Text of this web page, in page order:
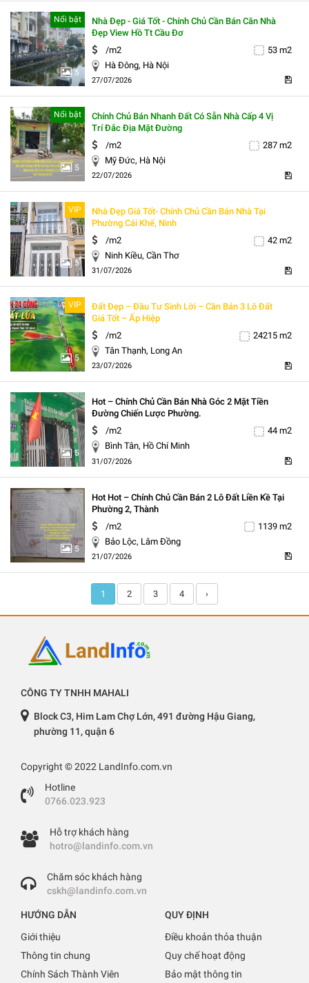
5
Nổi bật
Nhà Đẹp - Giá Tốt - Chính Chủ Cần Bán Căn Nhà
Đẹp View Hồ Tt Cầu Đơ
/m2
53 m2
Hà Đông, Hà Nội
27/07/2026
5
Nổi bật
Chính Chủ Bán Nhanh Đất Có Sẵn Nhà Cấp 4 Vị
Trí Đắc Địa Mặt Đường
/m2
287 m2
Mỹ Đức, Hà Nội
22/07/2026
5
VIP
Nhà Đẹp Giá Tốt- Chính Chủ Cần Bán Nhà Tại
Phường Cái Khế, Ninh
/m2
42 m2
Ninh Kiều, Cần Thơ
31/07/2026
5
VIP
Đất Đẹp – Đầu Tư Sinh Lời – Cần Bán 3 Lô Đất
Giá Tốt – Ấp Hiệp
/m2
24215 m2
Tân Thạnh, Long An
23/07/2026
5
Hot – Chính Chủ Cần Bán Nhà Góc 2 Mặt Tiền
Đường Chiến Lược Phường.
/m2
44 m2
Bình Tân, Hồ Chí Minh
31/07/2026
5
Hot Hot – Chính Chủ Cần Bán 2 Lô Đất Liền Kề Tại
Phường 2, Thành
/m2
1139 m2
Bảo Lộc, Lâm Đồng
21/07/2026
1 2 3 4 ›
CÔNG TY TNHH MAHALI
Block C3, Him Lam Chợ Lớn, 491 đường Hậu Giang,
phường 11, quận 6
Copyright © 2022 LandInfo.com.vn
Hotline
0766.023.923
Hỗ trợ khách hàng
hotro@landinfo.com.vn
Chăm sóc khách hàng
cskh@landinfo.com.vn
HƯỚNG DẪN
Giới thiệu
Thông tin chung
Chính Sách Thành Viên
QUY ĐỊNH
Điều khoản thỏa thuận
Quy chế hoạt động
Bảo mật thông tin